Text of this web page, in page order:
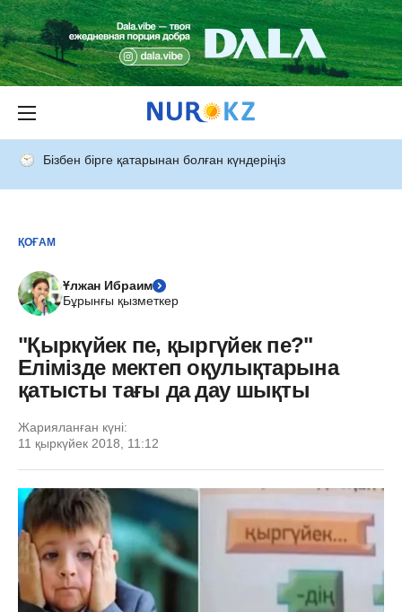
Бізбен бірге қатарынан болған күндеріңіз
ҚОҒАМ
Ұлжан Ибраим
Бұрынғы қызметкер
"Қыркүйек пе, қыргүйек пе?"
Елімізде мектеп оқулықтарына
қатысты тағы да дау шықты
Жарияланған күні:
11 қыркүйек 2018, 11:12